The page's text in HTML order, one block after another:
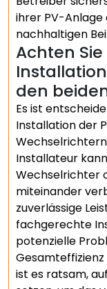
ihrer PV-Anlage
nachhaltigen
Achten
den
Es ist
Installation der
Installateur
Wechselrichter
miteinander
zuverlässige
fachgerechte
potenzielle
ist es ratsam,